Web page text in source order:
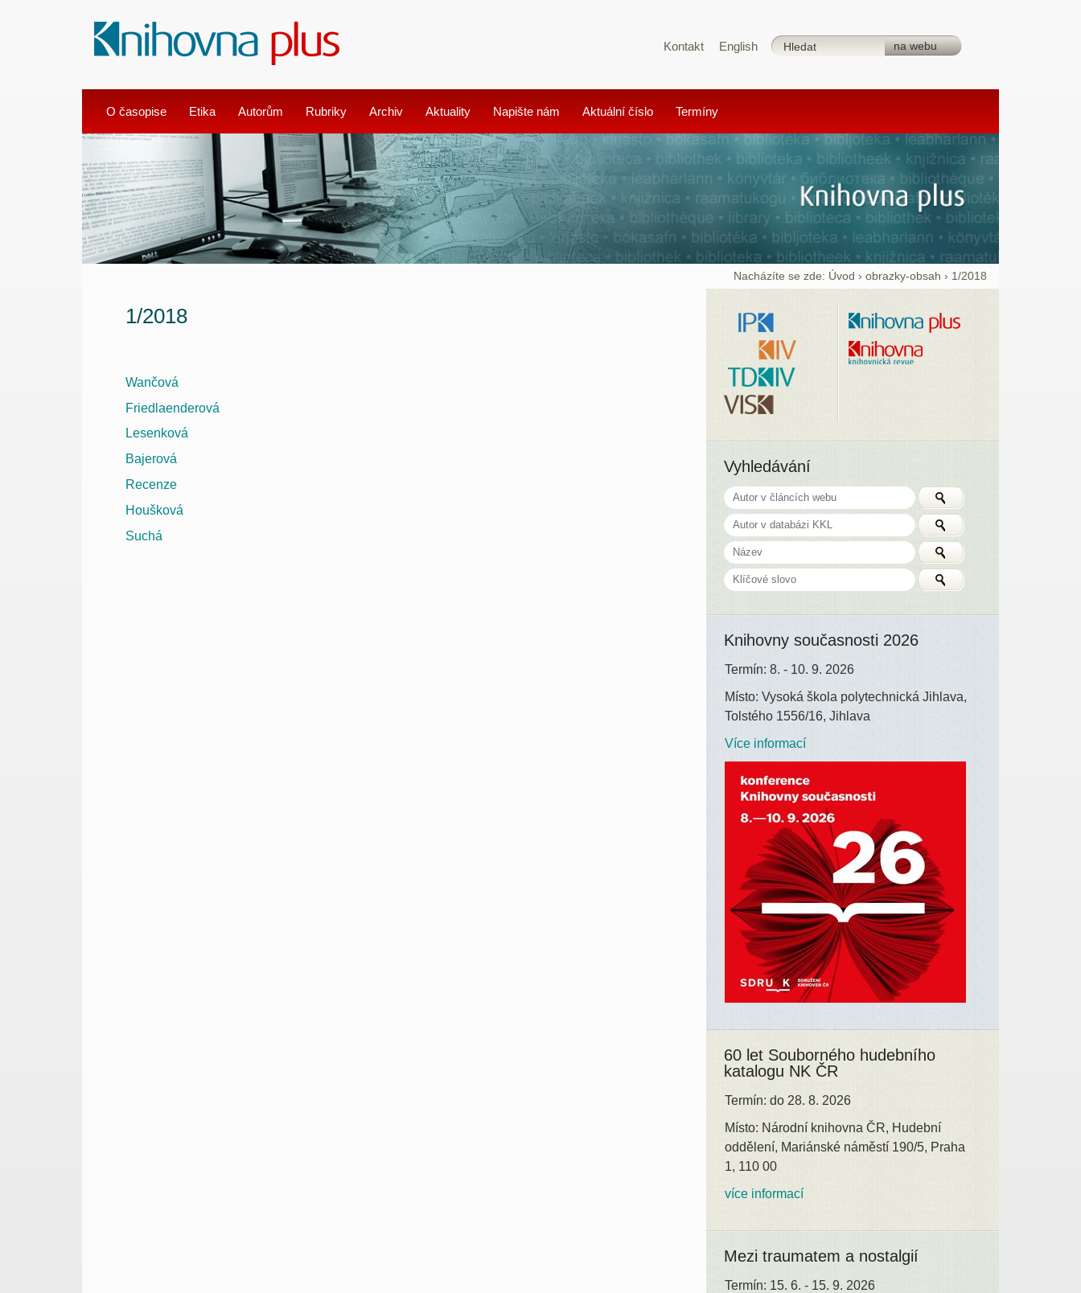
Kontakt English
O časopise Etika Autorům Rubriky Archiv Aktuality Napište nám Aktuální číslo Termíny
Nacházíte se zde: Úvod ›obrazky-obsah › 1/2018
1/2018
Wančová
Friedlaenderová
Lesenková
Bajerová
Recenze
Houšková
Suchá
Vyhledávání
Knihovny současnosti 2026
Termín: 8. - 10. 9. 2026
Místo: Vysoká škola polytechnická Jihlava,
Tolstého 1556/16, Jihlava
Více informací
60 let Souborného hudebního
katalogu NK ČR
Termín: do 28. 8. 2026
Místo: Národní knihovna ČR, Hudební
oddělení, Mariánské náměstí 190/5, Praha
1, 110 00
více informací
Mezi traumatem a nostalgií
Termín: 15. 6. - 15. 9. 2026